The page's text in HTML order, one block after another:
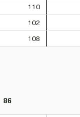
110
102
108
86